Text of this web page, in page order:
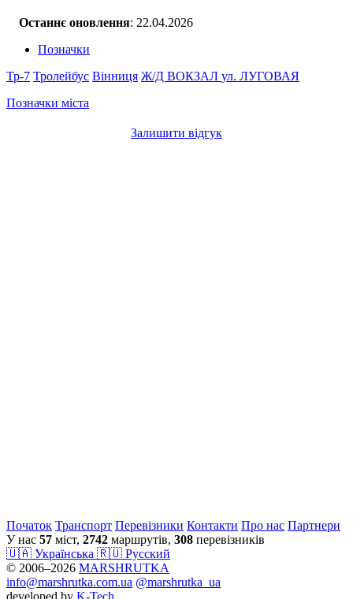
Останнє оновлення: 22.04.2026
Позначки
Тр-7 Тролейбус Вінниця Ж/Д ВОКЗАЛ ул. ЛУГОВАЯ
Позначки міста
Залишити відгук
Початок Транспорт Перевiзники Контакти Про нас Партнери
У нас 57 міст, 2742 маршрутів, 308 перевізників
🇺🇦 Українська 🇷🇺 Русский
© 2006–2026 MARSHRUTKA
info@marshrutka.com.ua @marshrutka_ua
developed by K-Tech